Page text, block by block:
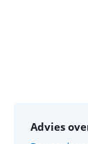
Advies